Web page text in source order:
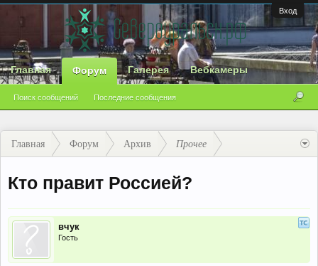
Вход
Главная Форум
Поиск сообщений Последние сообщения
Галерея Вебкамеры
Главная Форум Архив Прочее
Кто правит Россией?
вчук
Гость